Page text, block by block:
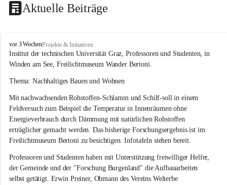
Aktuelle Beiträge
W
i
n
e
a
m
S
e
e
vor 3 WochenProjekte & Initiativen
Institut der technischen Universität Graz, Professoren und Studenten, in
Winden am See, Freilichtmuseum Wander Bertoni.
Thema: Nachhaltiges Bauen und Wohnen
Mit nachwachsenden Rohstoffen-Schlamm und Schilf-soll in einem
Feldversuch zum Beispiel die Temperatur in Innenräumen ohne
Energieverbrauch durch Dämmung mit natürlichen Rohstoffen
erträglicher gemacht werden. Das bisherige Forschungsergebnis ist im
Freilichtmuseum Bertoni zu besichtigen. Infotafeln stehen bereit.
Professoren und Studenten haben mit Unterstützung freiwilliger Helfer,
der Gemeinde und der "Forschung Burgenland" die Aufbauarbeiten
selbst getätigt. Erwin Preiner, Obmann des Vereins Welterbe